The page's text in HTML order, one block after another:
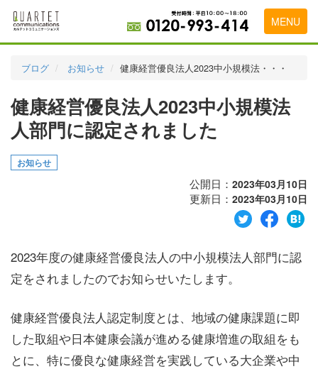
MENU
実績・お客様の声
初めて導入をお考えの方
代理店の乗り換えをお考えの方
会社概要
お問い合わせ
ブログ お知らせ 健康経営優良法人2023中小規模法・・・
健康経営優良法人2023中小規模法
人部門に認定されました
お知らせ
公開日： 2023年03月10日
更新日： 2023年03月10日
2023年度の健康経営優良法人の中小規模法人部門に認
定をされましたのでお知らせいたします。
健康経営優良法人認定制度とは、地域の健康課題に即
した取組や日本健康会議が進める健康増進の取組をも
とに、特に優良な健康経営を実践している大企業や中